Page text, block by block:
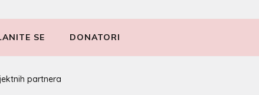
SE DONATORI
partnera